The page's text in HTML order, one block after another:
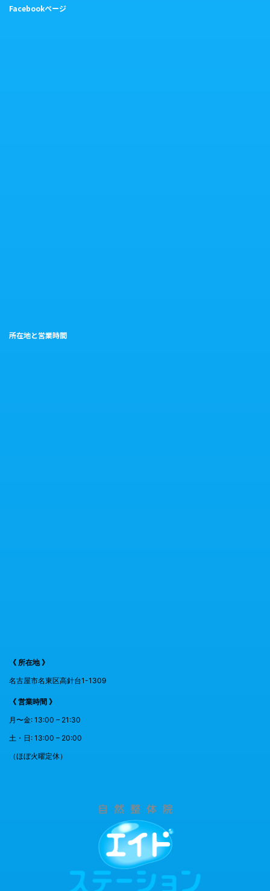
Facebookページ
所在地と営業時間
《 所在地 》
名古屋市名東区高針台1-1309
《 営業時間 》
月〜金: 13:00 – 21:30
土・日: 13:00 – 20:00
（ほぼ火曜定休）